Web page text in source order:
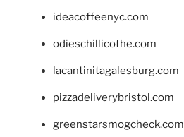
ideacoffeenyc.com
odieschillicothe.com
lacantinitagalesburg.com
pizzadeliverybristol.com
greenstarsmogcheck.com